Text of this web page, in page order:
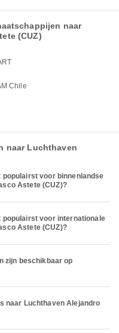
naar
(CUZ)
Chile
naar Luchthaven
voor binnenlandse
Astete (CUZ)?
voor internationale
Astete (CUZ)?
zijn beschikbaar op
naar Luchthaven Alejandro